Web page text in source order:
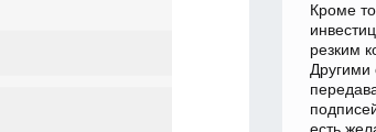
Кроме
резким
Другими